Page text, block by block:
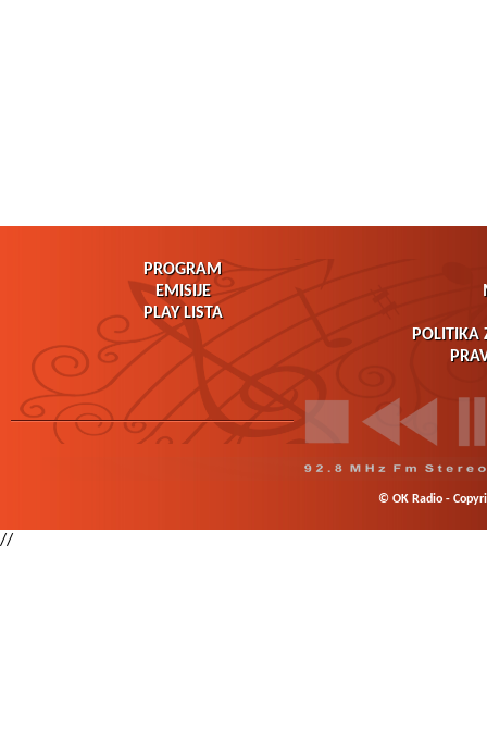
PROGRAM
EMISIJE
PLAY LISTA
POLITIKA
© OK Radio -
//